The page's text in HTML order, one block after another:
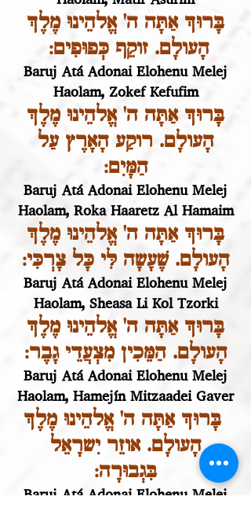
בָּרוּךְ אַתָּה ה' אֱלהֵינוּ מֶלֶךְ
הָעולָם. זוקֵף כְּפוּפִים:
Baruj Atá Adonai Elohenu Melej
Haolam, Zokef Kefufim
בָּרוּךְ אַתָּה ה' אֱלהֵינוּ מֶלֶךְ
הָעולָם. רוקַע הָאָרֶץ עַל
הַמָּיִם:
Baruj Atá Adonai Elohenu Melej
Haolam, Roka Haaretz Al Hamaim
בָּרוּךְ אַתָּה ה' אֱלהֵינוּ מֶלֶךְ
הָעולָם. שֶׁעָשָה לִּי כָּל צָרְכִּי:
Baruj Atá Adonai Elohenu Melej
Haolam, Sheasa Li Kol Tzorki
בָּרוּךְ אַתָּה ה' אֱלהֵינוּ מֶלֶךְ
הָעולָם. הַמֵּכִין מִצְעֲדֵי גָבֶר:
Baruj Atá Adonai Elohenu Melej
Haolam, Hamejín Mitzaadei Gaver
בָּרוּךְ אַתָּה ה' אֱלהֵינוּ מֶלֶךְ
הָעולָם. אוזֵר יִשרָאֵל
בִּגְבוּרָה:
Baruj Atá Adonai Elohenu Melej